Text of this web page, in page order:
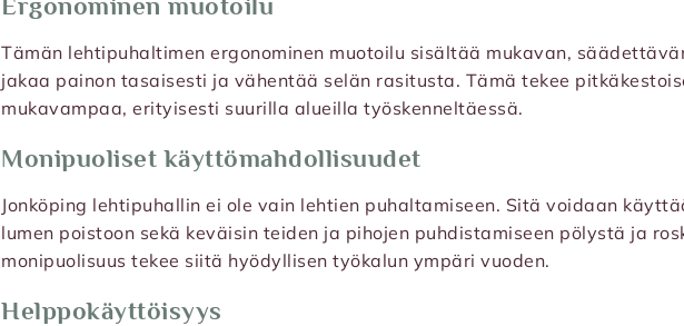
Tämän lehtipuhaltimen ergonominen muotoilu sisältää mukavan,
jakaa painon tasaisesti ja vähentää selän rasitusta. Tämä tekee
mukavampaa, erityisesti suurilla alueilla työskenneltäessä.
Monipuoliset käyttömahdollisuudet
Jonköping lehtipuhallin ei ole vain lehtien puhaltamiseen. Sitä voidaan
lumen poistoon sekä keväisin teiden ja pihojen puhdistamiseen pölystä ja
monipuolisuus tekee siitä hyödyllisen työkalun ympäri vuoden.
Helppokäyttöisyys